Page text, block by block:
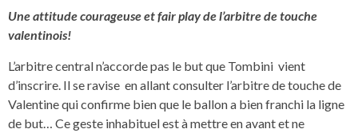
Une attitude courageuse et fair play de l’arbitre de touche
valentinois!
L’arbitre central n’accorde pas le but que Tombini vient
d’inscrire. Il se ravise en allant consulter l’arbitre de touche de
Valentine qui confirme bien que le ballon a bien franchi la ligne
de but… Ce geste inhabituel est à mettre en avant et ne